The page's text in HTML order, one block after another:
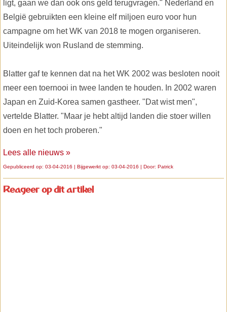
ligt, gaan we dan ook ons geld terugvragen." Nederland en
België gebruikten een kleine elf miljoen euro voor hun
campagne om het WK van 2018 te mogen organiseren.
Uiteindelijk won Rusland de stemming.
Blatter gaf te kennen dat na het WK 2002 was besloten nooit
meer een toernooi in twee landen te houden. In 2002 waren
Japan en Zuid-Korea samen gastheer. "Dat wist men",
vertelde Blatter. "Maar je hebt altijd landen die stoer willen
doen en het toch proberen."
Lees alle nieuws »
Gepubliceerd op: 03-04-2016 | Bijgewerkt op: 03-04-2016 | Door: Patrick
Reageer op dit artikel